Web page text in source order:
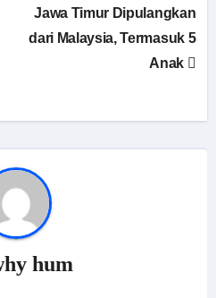
Jawa Timur Dipulangkan
dari Malaysia, Termasuk 5
Anak
hum